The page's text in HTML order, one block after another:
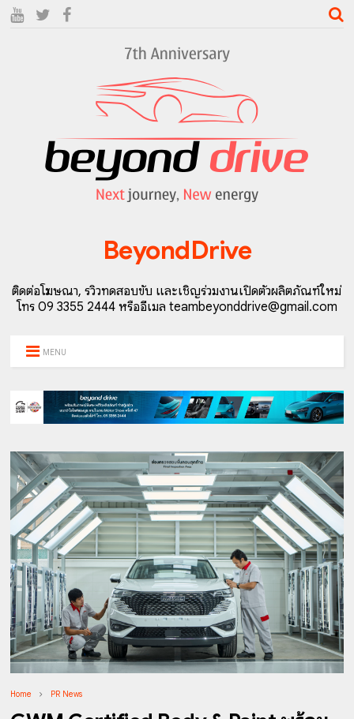
BeyondDrive
ติดต่อโฆษณา, รีวิวทดสอบขับ และเชิญร่วมงานเปิดตัวผลิตภัณฑ์ใหม่
โทร 09 3355 2444 หรืออีเมล teambeyonddrive@gmail.com
MENU
Home PR News